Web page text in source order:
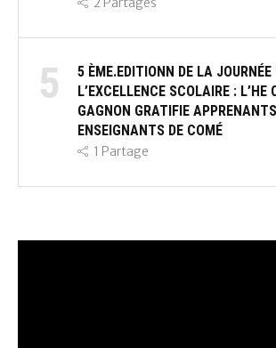
5
5 ÈME.EDITIONN DE LA JOURNÉE
L’EXCELLENCE SCOLAIRE : L’HE
GAGNON GRATIFIE
ENSEIGNANTS DE COMÉ
1 Partage